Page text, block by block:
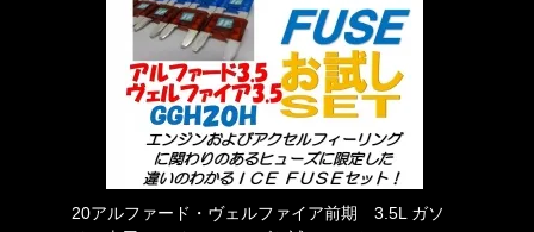
20アルファード・ヴェルファイア前期 3.5L ガソ